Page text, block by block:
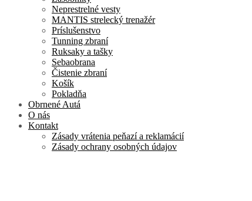
Neprestrelné vesty
MANTIS strelecký trenažér
Príslušenstvo
Tunning zbraní
Ruksaky a tašky
Sebaobrana
Čistenie zbraní
Košík
Pokladňa
Obrnené Autá
O nás
Kontakt
Zásady vrátenia peňazí a reklamácií
Zásady ochrany osobných údajov